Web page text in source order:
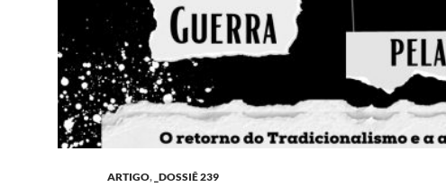
ARTIGO, _DOSSIÊ 239